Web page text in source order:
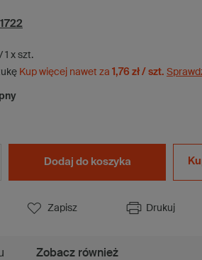
/ 1 x szt.
Kup więcej nawet za 1,76 zł / szt.
Dodaj do koszyka
Zapisz Drukuj
Zobacz również